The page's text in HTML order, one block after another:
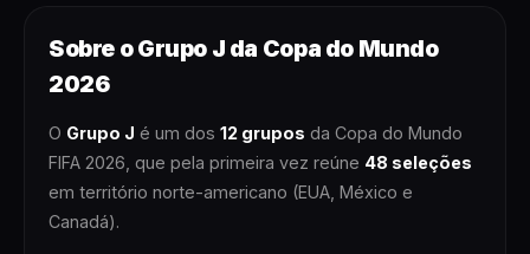
Sobre oGrupo J da Copa do Mundo
2026
O Grupo J é um dos 12 grupos da Copa do Mundo
FIFA 2026, que pela primeira vez reúne 48 seleções
em território norte-americano (EUA, México e
Canadá).